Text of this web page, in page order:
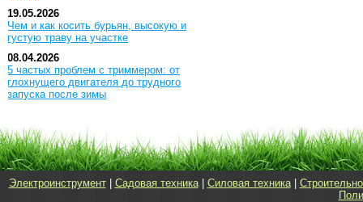
19.05.2026
Чем и как косить бурьян, высокую и
густую траву на участке
08.04.2026
5 частых проблем с триммером: от
глохнущего двигателя до трудного
запуска после зимы
Электроинструмент| Садовая техника| Силовая техника|